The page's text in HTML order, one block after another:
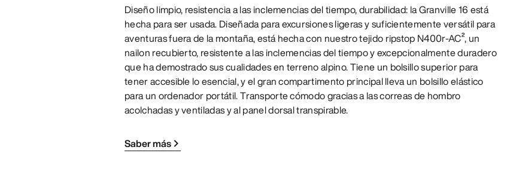
Diseño limpio, resistencia a las inclemencias del tiempo, durabilidad: la Granville 16 está
hecha para ser usada. Diseñada para excursiones ligeras y suficientemente versátil para
aventuras fuera de la montaña, está hecha con nuestro tejido ripstop N400r-AC², un
nailon recubierto, resistente a las inclemencias del tiempo y excepcionalmente duradero
que ha demostrado sus cualidades en terreno alpino. Tiene un bolsillo superior para
tener accesible lo esencial, y el gran compartimento principal lleva un bolsillo elástico
para un ordenador portátil. Transporte cómodo gracias a las correas de hombro
acolchadas y ventiladas y al panel dorsal transpirable.
Saber más